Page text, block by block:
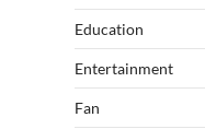
Education
Entertainment
Fan